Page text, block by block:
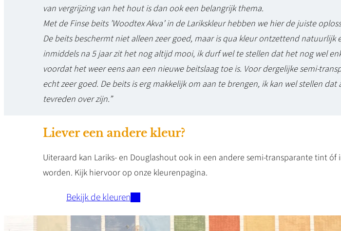
van vergrijzing van het hout is dan ook een belangrijk thema.
Met de Finse beits ’Woodtex Akva’ in de Larikskleur hebben we hier de juiste
De beits beschermt niet alleen zeer goed, maar is qua kleur ontzettend natuurlijk
inmiddels na 5 jaar zit het nog altijd mooi, ik durf wel te stellen dat het nog wel
voordat het weer eens aan een nieuwe beitslaag toe is. Voor dergelijke semi-
echt zeer goed. De beits is erg makkelijk om aan te brengen, ik kan wel stellen dat
tevreden over zijn.”
Liever een andere kleur?
Uiteraard kan Lariks- en Douglashout ook in een andere semi-transparante tint
worden. Kijk hiervoor op onze kleurenpagina.
Bekijk de kleuren